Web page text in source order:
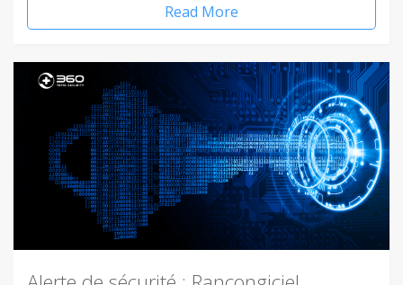
Read More